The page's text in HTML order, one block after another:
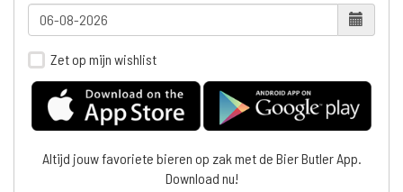
Zet op mijn wishlist
Altijd jouw favoriete bieren op zak met de Bier Butler App.
Download nu!